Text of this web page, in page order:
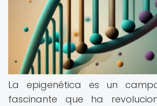
La epigenética es un
fascinante que ha